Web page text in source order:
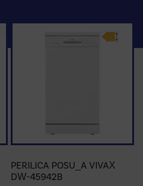
PERILICA POSU_A VIVAX
DW-45942B